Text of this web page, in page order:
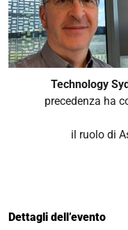
Technology
precedenza ha
il ruolo di
Dettagli dell’evento